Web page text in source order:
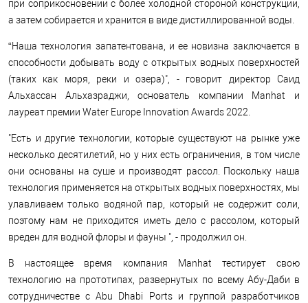
при соприкосновении с более холодной стороной конструкции,
а затем собирается и хранится в виде дистиллированной воды.
“Наша технология запатентована, и ее новизна заключается в
способности добывать воду с открытых водных поверхностей
(таких как моря, реки и озера)", - говорит директор Саид
Альхассан Альхазраджи, основатель компании Manhat и
лауреат премии Water Europe Innovation Awards 2022.
"Есть и другие технологии, которые существуют на рынке уже
несколько десятилетий, но у них есть ограничения, в том числе
они основаны на суше и производят рассол. Поскольку наша
технология применяется на открытых водных поверхностях, мы
улавливаем только водяной пар, который не содержит соли,
поэтому нам не приходится иметь дело с рассолом, который
вреден для водной флоры и фауны ", - продолжил он.
В настоящее время компания Manhat тестирует свою
технологию на прототипах, развернутых по всему Абу-Даби в
сотрудничестве с Abu Dhabi Ports и группой разработчиков